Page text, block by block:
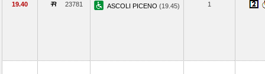
19.40 23781 ASCOLI PICENO (19.45) 1